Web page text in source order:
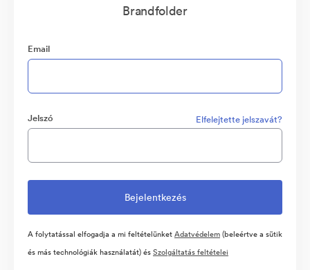
Brandfolder
Email
Jelszó Elfelejtette jelszavát?
A folytatással elfogadja a mi feltételünketAdatvédelem(beleértve a sütik
és más technológiák használatát) ésSzolgáltatás feltételei